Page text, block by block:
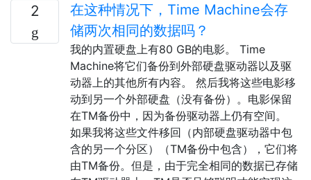
2
在这种情况下，Time Machine会存
储两次相同的数据吗？
我的内置硬盘上有80 GB的电影。 Time
Machine将它们备份到外部硬盘驱动器以及驱
动器上的其他所有内容。 然后我将这些电影移
动到另一个外部硬盘（没有备份）。电影保留
在TM备份中，因为备份驱动器上仍有空间。
如果我将这些文件移回（内部硬盘驱动器中包
含的另一个分区）（TM备份中包含），它们将
由TM备份。但是，由于完全相同的数据已存储